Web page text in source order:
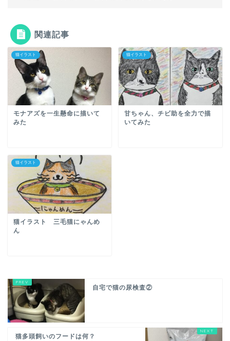
関連記事
猫イラスト
モナアズを一生懸命に描いて
みた
猫イラスト
甘ちゃん、チビ助を全力で描
いてみた
猫イラスト
猫イラスト 三毛猫にゃんめ
ん
自宅で猫の尿検査②
猫多頭飼いのフードは何？